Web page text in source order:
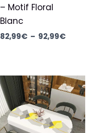
– Motif Floral
Blanc
82,99€ – 92,99€
Plage
de
prix :
57,99€
à
77,99€